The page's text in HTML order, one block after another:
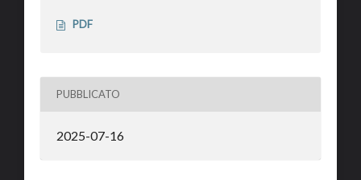
PDF
PUBBLICATO
2025-07-16